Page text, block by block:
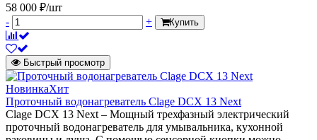
58 000 ₽/шт
-
+ Купить
Быстрый просмотр
НовинкаХит
Проточный водонагреватель Clage DCX 13 Next
Clage DСX 13 Next – Мощный трехфазный электрический
проточный водонагреватель для умывальника, кухонной